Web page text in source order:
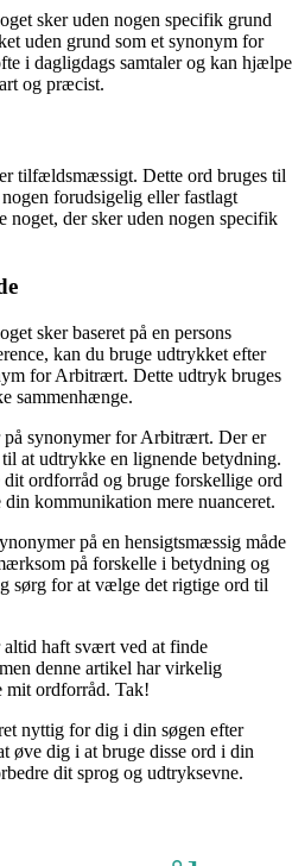
sker uden nogen specifik grund
uden grund som et synonym for
i dagligdags samtaler og kan hjælpe
og præcist.
tilfældsmæssigt. Dette ord bruges til
forudsigelig eller fastlagt
der sker uden nogen specifik
sker baseret på en persons
kan du bruge udtrykket efter
for Arbitrært. Dette udtryk bruges
sammenhænge.
på synonymer for Arbitrært. Der er
at udtrykke en lignende betydning.
ordforråd og bruge forskellige ord
kommunikation mere nuanceret.
på en hensigtsmæssig måde
på forskelle i betydning og
sørg for at vælge det rigtige ord til
altid haft svært ved at finde
denne artikel har virkelig
mit ordforråd. Tak!
nyttig for dig i din søgen efter
dig i at bruge disse ord i din
dit sprog og udtryksevne.